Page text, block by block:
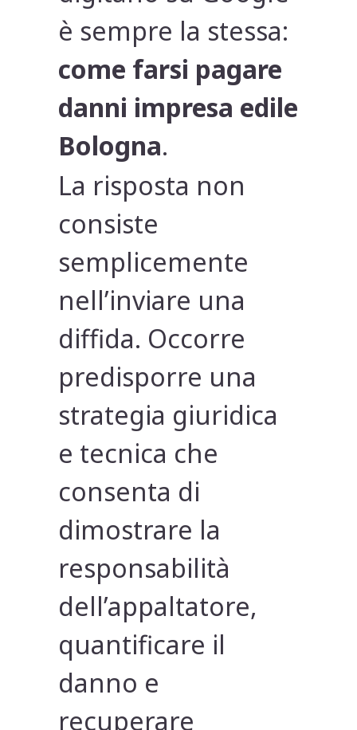
è sempre la stessa:
come farsi pagare
danni impresa edile
Bologna.
La risposta non
consiste
semplicemente
nell’inviare una
diffida. Occorre
predisporre una
strategia giuridica
e tecnica che
consenta di
dimostrare la
responsabilità
dell’appaltatore,
quantificare il
danno e
recuperare